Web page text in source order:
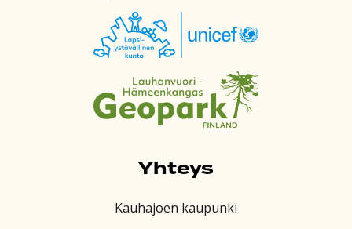
Yhteys
Kauhajoen kaupunki